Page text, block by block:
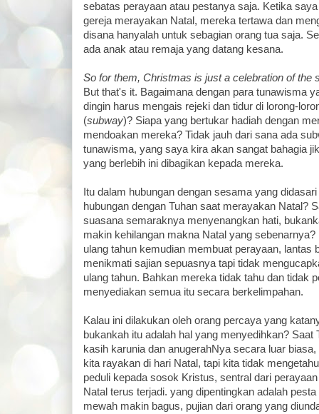
sebatas perayaan atau pestanya saja. Ketika
gereja merayakan Natal, mereka tertawa dan
disana hanyalah untuk sebagian orang tua saja.
ada anak atau remaja yang datang kesana.
So for them, Christmas is just a celebration of the
But that's it. Bagaimana dengan para tunawisma
dingin harus mengais rejeki dan tidur di lorong-
(subway)? Siapa yang bertukar hadiah dengan
mendoakan mereka? Tidak jauh dari sana ada
tunawisma, yang saya kira akan sangat bahagia
yang berlebih ini dibagikan kepada mereka.
Itu dalam hubungan dengan sesama yang
hubungan dengan Tuhan saat merayakan Natal?
suasana semaraknya menyenangkan hati,
makin kehilangan makna Natal yang
ulang tahun kemudian membuat perayaan, lantas
menikmati sajian sepuasnya tapi tidak
ulang tahun. Bahkan mereka tidak tahu dan tidak
menyediakan semua itu secara berkelimpahan.
Kalau ini dilakukan oleh orang percaya yang
bukankah itu adalah hal yang menyedihkan? Saat
kasih karunia dan anugerahNya secara luar
kita rayakan di hari Natal, tapi kita tidak
peduli kepada sosok Kristus, sentral dari
Natal terus terjadi. yang dipentingkan adalah
mewah makin bagus, pujian dari orang yang